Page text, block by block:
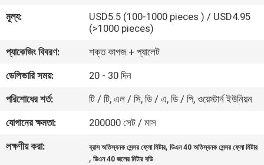
নিয়ন্ত্রণ
যোগাযোগ
করুন
খবর
মূল্য:
USD5.5 (100-1000 pieces ) / USD4.95
(>1000 pieces)
প্যাকেজিং বিবরণ:
শক্ত কাগজ + প্যালেট
ডেলিভারি সময়:
20 - 30 দিন
পরিশোধের শর্ত:
টি / টি, এল / সি, ডি / এ, ডি / পি, ওয়েস্টার্ন ইউনিয়ন
যোগানের ক্ষমতা:
200000 সেট / মাস
লক্ষণীয় করা:
ব্রাস অতিস্বনক সেন্সর ফ্লো মিটার,ডিএন 40 অতিস্বনক সেন্সর ফ্লো মিটার
,ডিএন 40 জলের মিটার বডি